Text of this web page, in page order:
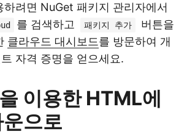
하려면 NuGet 패키지 관리자에서
를 검색하고 패키지 추가
버튼을
클라우드 대시보드를 방문하여 개
자격 증명을 얻으세요.
이용한 HTML에
으로